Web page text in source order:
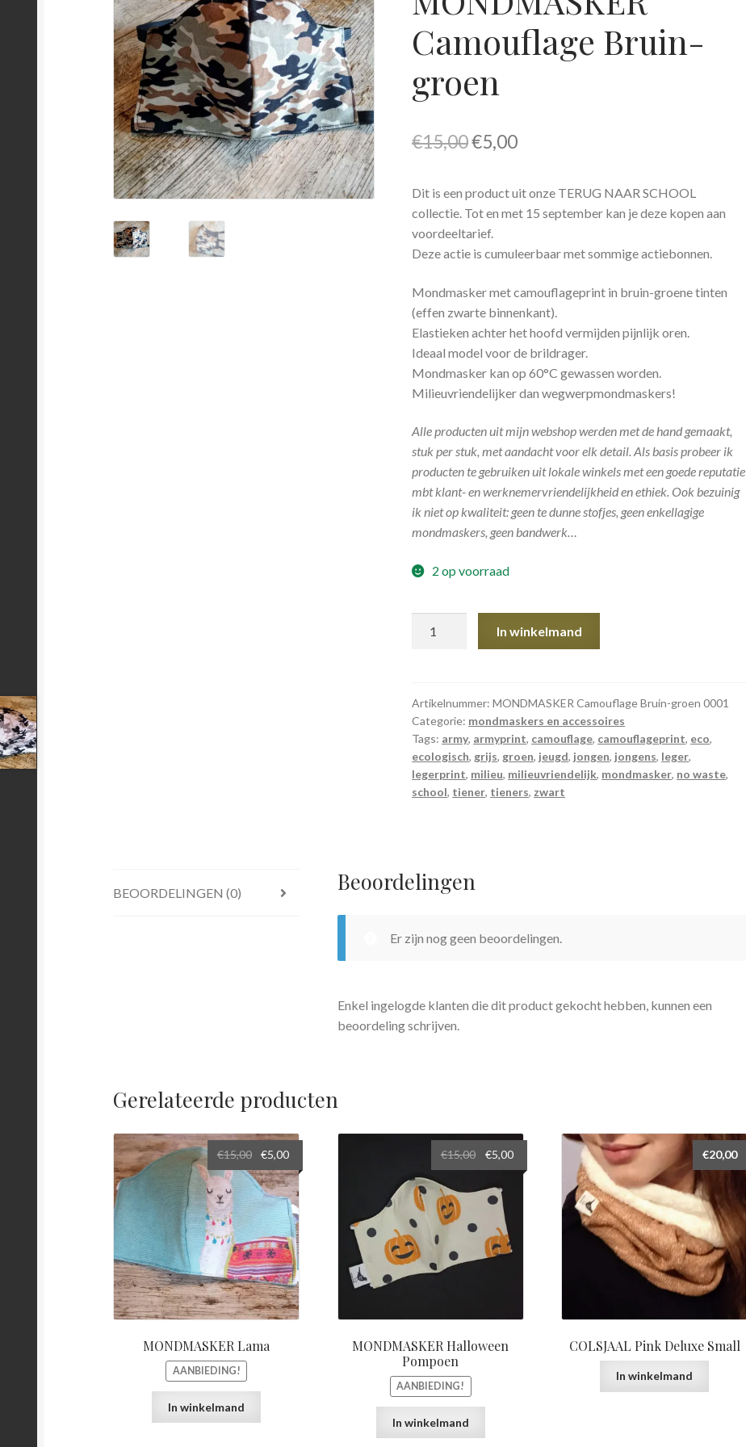
Camouflage Bruin-
groen
€15,00Oorspronkelijke
was:
€15,00.
€5,00Huidige
is:
Dit is een product uit onze TERUG NAAR SCHOOL
collectie. Tot en met 15 september kan je deze kopen aan
voordeeltarief.
Deze actie is cumuleerbaar met sommige actiebonnen.
Mondmasker met camouflageprint in bruin-groene tinten
(effen zwarte binnenkant).
Elastieken achter het hoofd vermijden pijnlijk oren.
Ideaal model voor de brildrager.
Mondmasker kan op 60°C gewassen worden.
Milieuvriendelijker dan wegwerpmondmaskers!
Alle producten uit mijn webshop werden met de hand gemaakt,
stuk per stuk, met aandacht voor elk detail. Als basis probeer ik
producten te gebruiken uit lokale winkels met een goede reputatie
mbt klant- en werknemervriendelijkheid en ethiek. Ook bezuinig
ik niet op kwaliteit: geen te dunne stofjes, geen enkellagige
mondmaskers, geen bandwerk…
2 op voorraad
aantal
In winkelmand
Artikelnummer:MONDMASKER Camouflage Bruin-groen 0001
Categorie: mondmaskers en accessoires
Tags: army, armyprint, camouflage, camouflageprint, eco,
ecologisch, grijs, groen, jeugd, jongen, jongens, leger,
legerprint, milieu, milieuvriendelijk, mondmasker, no waste,
school, tiener, tieners, zwart
BEOORDELINGEN (0) Beoordelingen
Er zijn nog geen beoordelingen.
Enkel ingelogde klanten die dit product gekocht hebben, kunnen een
beoordeling schrijven.
Gerelateerde producten
MONDMASKER Lama
AANBIEDING!
€15,00
Oorspronkelijke
prijs
was:
€15,00.
€5,00Huidige
prijs
is:
€5,00.
In winkelmand
MONDMASKER Halloween
Pompoen
AANBIEDING!
€15,00
Oorspronkelijke
prijs
was:
€15,00.
€5,00Huidige
prijs
In winkelmand
COLSJAAL Pink Deluxe Small
€20,00
In winkelmand